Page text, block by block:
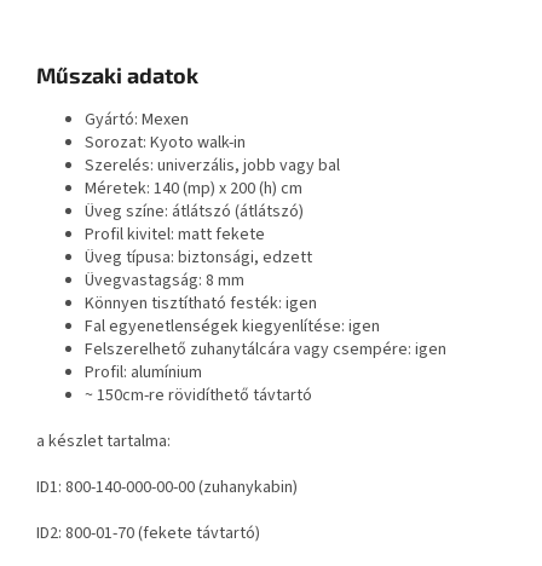
Műszaki adatok
Gyártó: Mexen
Sorozat: Kyoto walk-in
Szerelés: univerzális, jobb vagy bal
Méretek: 140 (mp) x 200 (h) cm
Üveg színe: átlátszó (átlátszó)
Profil kivitel: matt fekete
Üveg típusa: biztonsági, edzett
Üvegvastagság: 8 mm
Könnyen tisztítható festék: igen
Fal egyenetlenségek kiegyenlítése: igen
Felszerelhető zuhanytálcára vagy csempére: igen
Profil: alumínium
~ 150cm-re rövidíthető távtartó
a készlet tartalma:
ID1: 800-140-000-00-00 (zuhanykabin)
ID2: 800-01-70 (fekete távtartó)